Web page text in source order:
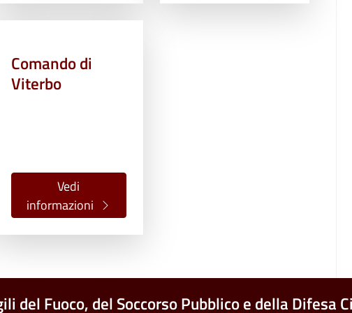
Comando di
Viterbo
Vedi
informazioni
del Fuoco, del Soccorso Pubblico e della Difesa